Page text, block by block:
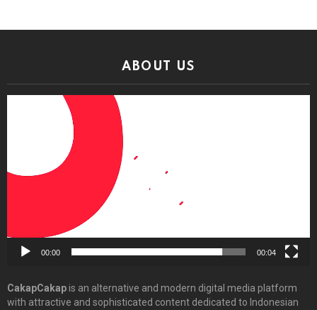
ABOUT US
00:00 00:04
CakapCakapis an alternative and modern digital media platform
with attractive and sophisticated content dedicated to Indonesian